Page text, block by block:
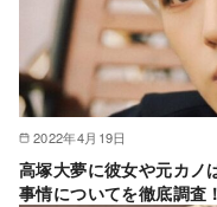
2022年4月19日
高塚大夢に彼女や元カノ
事情についてを徹底調査！